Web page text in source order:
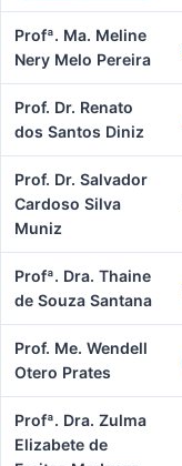
Profª. Ma. Meline
Nery Melo Pereira
Prof. Dr. Renato
dos Santos Diniz
Prof. Dr. Salvador
Cardoso Silva
Muniz
Profª. Dra. Thaine
de Souza Santana
Prof. Me. Wendell
Otero Prates
Profª. Dra. Zulma
Elizabete de